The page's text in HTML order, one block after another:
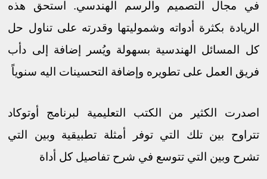
في مجال التصميم والرسم الهندسي. استحق هذه
الريادة بكثرة أدواته وشموليتها وقدرته على تناول حل
كل المسائل الهندسية بسهولة ويُسر إضافة إلى دأب
فريق العمل على تطويره وإضافة التحسينات اليه سنوياً
اصدرت الكثير من الكتب التعليمية لبرنامج أوتوكاد
تتراوح بين تلك التي توفر أمثلة تطبيقية وبين التي
تشرح وبين التي تتوسع في شرح تفاصيل كل أداة